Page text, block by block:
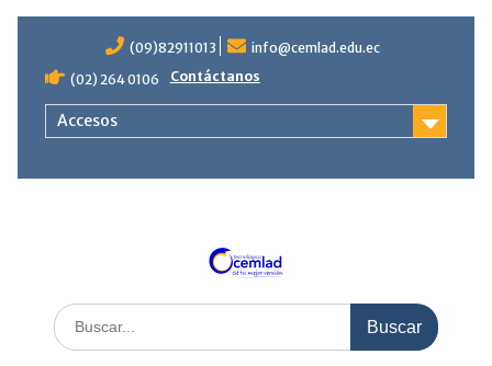
(09)82911013
info@cemlad.edu.ec
(02) 264 0106
Contáctanos
Accesos
Buscar
por: